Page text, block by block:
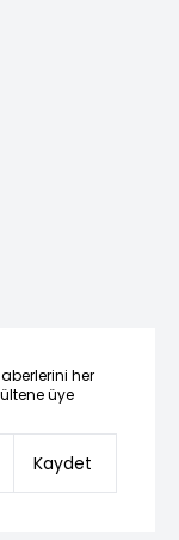
her
üye
Kaydet